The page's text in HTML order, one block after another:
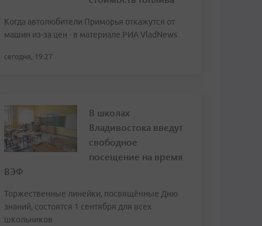
Когда автолюбители Приморья откажутся от
машин из-за цен - в материале РИА VladNews
сегодня, 19:27
В школах
Владивостока введут
свободное
посещение на время
ВЭФ
Торжественные линейки, посвящённые Дню
знаний, состоятся 1 сентября для всех
школьников